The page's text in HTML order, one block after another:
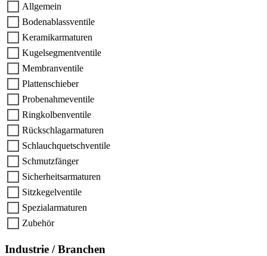
Allgemein
Bodenablassventile
Keramikarmaturen
Kugelsegmentventile
Membranventile
Plattenschieber
Probenahmeventile
Ringkolbenventile
Rückschlagarmaturen
Schlauchquetschventile
Schmutzfänger
Sicherheitsarmaturen
Sitzkegelventile
Spezialarmaturen
Zubehör
Industrie / Branchen